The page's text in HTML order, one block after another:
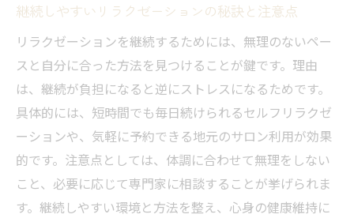
継続しやすいリラクゼーションの秘訣と注意点
リラクゼーションを継続するためには、無理のないペー
スと自分に合った方法を見つけることが鍵です。理由
は、継続が負担になると逆にストレスになるためです。
具体的には、短時間でも毎日続けられるセルフリラクゼ
ーションや、気軽に予約できる地元のサロン利用が効果
的です。注意点としては、体調に合わせて無理をしない
こと、必要に応じて専門家に相談することが挙げられま
す。継続しやすい環境と方法を整え、心身の健康維持に